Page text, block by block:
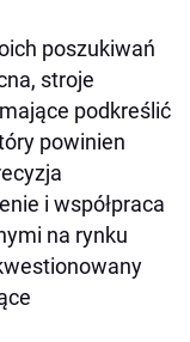
poszukiwań
stroje
podkreślić
powinien
i współpraca
na rynku